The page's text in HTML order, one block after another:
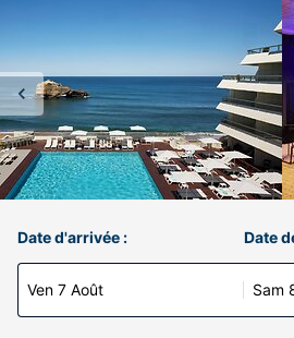
Date d'arrivée :
Ven 7 Août
Date
Sam